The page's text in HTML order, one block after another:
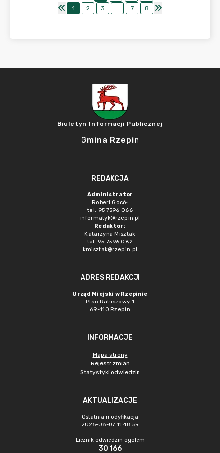
1
2 3 ... 7 8
Biuletyn Informacji Publicznej
Gmina Rzepin
REDAKCJA
Administrator
Robert Gocół
tel. 95 7596 066
informatyk@rzepin.pl
Redaktor:
Katarzyna Misztak
tel. 95 7596 082
kmisztak@rzepin.pl
ADRES REDAKCJI
Urząd Miejski w Rzepinie
Plac Ratuszowy 1
69-110 Rzepin
INFORMACJE
Mapa strony
Rejestr zmian
Statystyki odwiedzin
AKTUALIZACJE
Ostatnia modyfikacja
2026-08-07 11:48:59
Licznik odwiedzin ogółem
30 166